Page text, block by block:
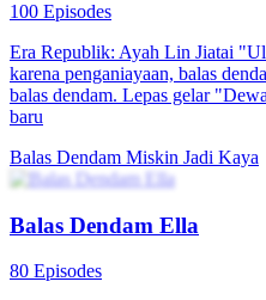
100 Episodes
Era Republik: Ayah Lin Jiatai
karena penganiayaan, balas
balas dendam. Lepas gelar
baru
Balas Dendam Miskin Jadi Kaya
Balas Dendam Ella
80 Episodes